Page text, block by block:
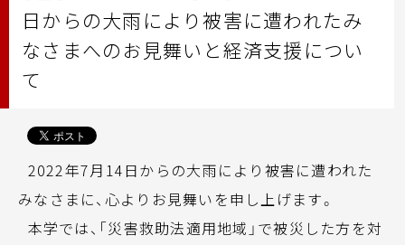
日からの大雨により被害に遭われたみ
なさまへのお見舞いと経済支援につい
て
2022年7月14日からの大雨により被害に遭われた
みなさまに、心よりお見舞いを申し上げます。
本学では、「災害救助法適用地域」で被災した方を対